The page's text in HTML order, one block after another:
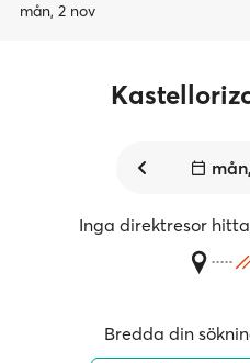
mån, 2 nov
Inga direktresor
Bredda din